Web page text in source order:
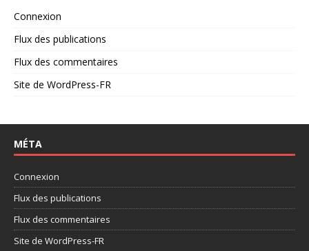
Connexion
Flux des publications
Flux des commentaires
Site de WordPress-FR
MÉTA
Connexion
Flux des publications
Flux des commentaires
Site de WordPress-FR